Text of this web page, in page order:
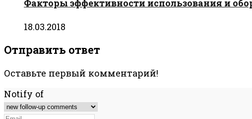
Факторы эффективности использования и
18.03.2018
Отправить ответ
Оставьте первый комментарий!
Notify of